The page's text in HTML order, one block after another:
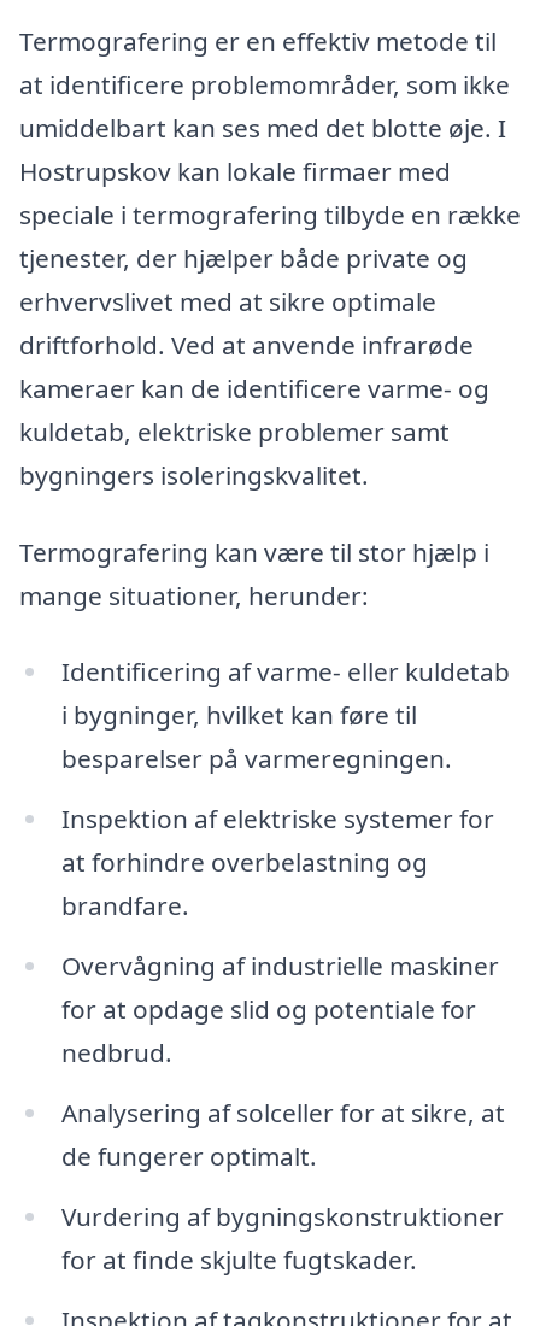
Termografering er en effektiv metode til
at identificere problemområder, som ikke
umiddelbart kan ses med det blotte øje. I
Hostrupskov kan lokale firmaer med
speciale i termografering tilbyde en række
tjenester, der hjælper både private og
erhvervslivet med at sikre optimale
driftforhold. Ved at anvende infrarøde
kameraer kan de identificere varme- og
kuldetab, elektriske problemer samt
bygningers isoleringskvalitet.
Termografering kan være til stor hjælp i
mange situationer, herunder:
Identificering af varme- eller kuldetab
i bygninger, hvilket kan føre til
besparelser på varmeregningen.
Inspektion af elektriske systemer for
at forhindre overbelastning og
brandfare.
Overvågning af industrielle maskiner
for at opdage slid og potentiale for
nedbrud.
Analysering af solceller for at sikre, at
de fungerer optimalt.
Vurdering af bygningskonstruktioner
for at finde skjulte fugtskader.